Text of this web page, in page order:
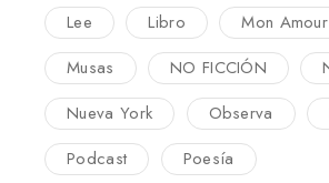
Lee Libro
Mon Amour
Musas
NO FICCIÓN
Nueva York
Observa
Podcast
Poesía